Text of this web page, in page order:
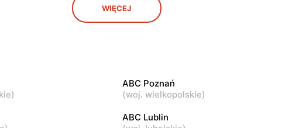
Warszawa, ul. Grochowska 321
Kickiego 12
ABC
Warszawa, ul. Grenadierów 2
WIĘCEJ
)
ABC Poznań
(woj. wielkopolskie)
ABC Lublin